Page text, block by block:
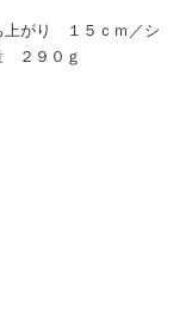
がり １５ｃｍ／シ
２９０ｇ